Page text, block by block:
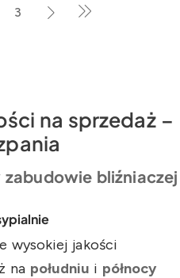
3
na sprzedaż –
zabudowie bliźniaczej
wysokiej jakości
na południui północy